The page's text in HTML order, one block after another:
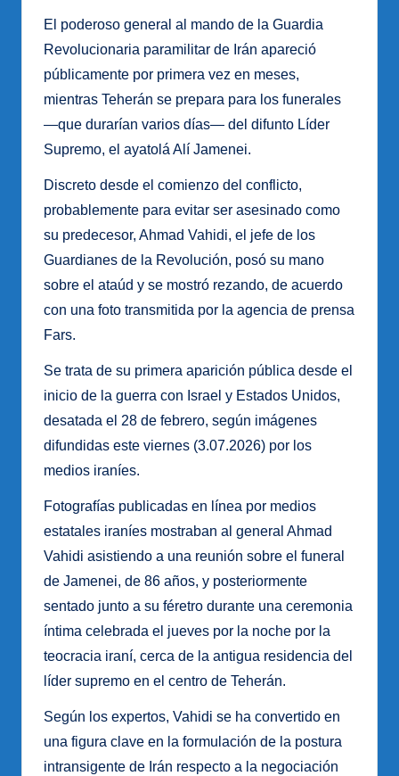
El poderoso general al mando de la Guardia
Revolucionaria paramilitar de Irán apareció
públicamente por primera vez en meses,
mientras Teherán se prepara para los funerales
—que durarían varios días— del difunto Líder
Supremo, el ayatolá Alí Jamenei.
Discreto desde el comienzo del conflicto,
probablemente para evitar ser asesinado como
su predecesor, Ahmad Vahidi, el jefe de los
Guardianes de la Revolución, posó su mano
sobre el ataúd y se mostró rezando, de acuerdo
con una foto transmitida por la agencia de prensa
Fars.
Se trata de su primera aparición pública desde el
inicio de la guerra con Israel y Estados Unidos,
desatada el 28 de febrero, según imágenes
difundidas este viernes (3.07.2026) por los
medios iraníes.
Fotografías publicadas en línea por medios
estatales iraníes mostraban al general Ahmad
Vahidi asistiendo a una reunión sobre el funeral
de Jamenei, de 86 años, y posteriormente
sentado junto a su féretro durante una ceremonia
íntima celebrada el jueves por la noche por la
teocracia iraní, cerca de la antigua residencia del
líder supremo en el centro de Teherán.
Según los expertos, Vahidi se ha convertido en
una figura clave en la formulación de la postura
intransigente de Irán respecto a la negociación